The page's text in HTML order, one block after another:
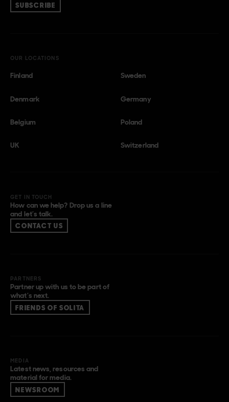
SUBSCRIBE
OUR LOCATIONS
Finland Sweden
Denmark Germany
Belgium Poland
UK Switzerland
GET IN TOUCH
How can we help? Drop us a line
and let’s talk.
CONTACT US
PARTNERS
Partner up with us to be part of
what’s next.
FRIENDS OF SOLITA
MEDIA
Latest news, resources and
material for media.
NEWSROOM